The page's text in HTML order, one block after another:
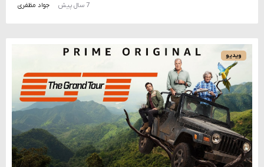
7 سال پیش جواد مظفری
ویدیو